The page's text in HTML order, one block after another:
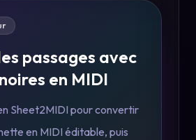
passages avec
en MIDI
Sheet2MIDI pour convertir
en MIDI éditable, puis